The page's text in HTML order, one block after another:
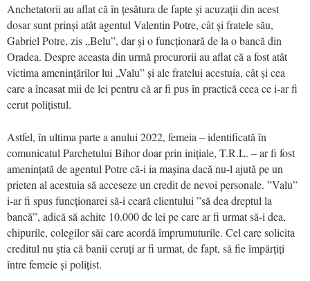
Anchetatorii au aflat că în țesătura de fapte și acuzații din acest
dosar sunt prinși atât agentul Valentin Potre, cât și fratele său,
Gabriel Potre, zis „Belu”, dar și o funcționară de la o bancă din
Oradea. Despre aceasta din urmă procurorii au aflat că a fost atât
victima amenințărilor lui „Valu” și ale fratelui acestuia, cât și cea
care a încasat mii de lei pentru că ar fi pus în practică ceea ce i-ar fi
cerut polițistul.
Astfel, în ultima parte a anului 2022, femeia – identificată în
comunicatul Parchetului Bihor doar prin inițiale, T.R.L. – ar fi fost
amenințată de agentul Potre că-i ia mașina dacă nu-l ajută pe un
prieten al acestuia să acceseze un credit de nevoi personale. ”Valu”
i-ar fi spus funcționarei să-i ceară clientului ”să dea dreptul la
bancă”, adică să achite 10.000 de lei pe care ar fi urmat să-i dea,
chipurile, colegilor săi care acordă împrumuturile. Cel care solicita
creditul nu știa că banii ceruți ar fi urmat, de fapt, să fie împărțiți
între femeie și polițist.